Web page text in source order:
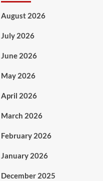
August 2026
July 2026
June 2026
May 2026
April 2026
March 2026
February 2026
January 2026
December 2025